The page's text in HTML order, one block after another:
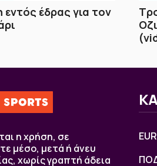
εντός έδρας για τον
η χρήση, σε
μέσο, μετά ή άνευ
χωρίς γραπτή άδεια